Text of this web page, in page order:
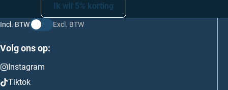
Ik wil 5% korting
Incl. BTW Excl. BTW
Volg ons op:
Instagram
Tiktok